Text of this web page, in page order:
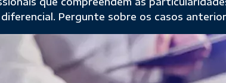
Pergunte sobre os casos